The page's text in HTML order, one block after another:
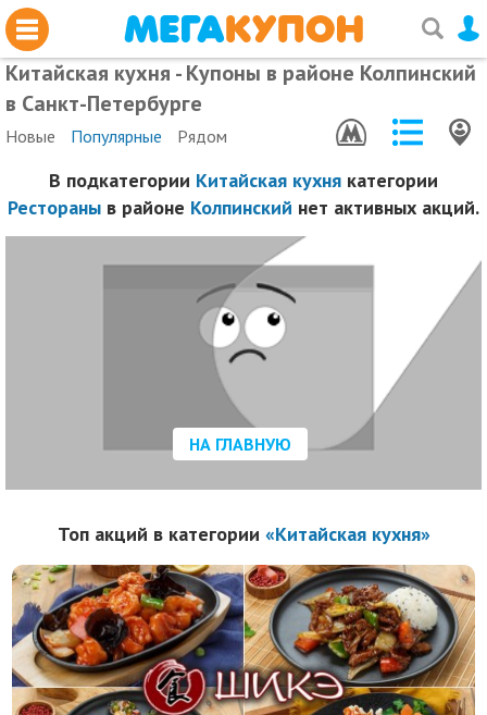
Китайская кухня - Купоны в районе Колпинский
в Санкт-Петербурге
Новые Популярные Рядом
В подкатегории Китайская кухня категории
Рестораны в районе Колпинский нет активных акций.
НА ГЛАВНУЮ
Топ акций в категории «Китайская кухня»